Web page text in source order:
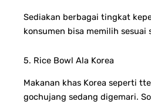
Sediakan berbagai tingkat
konsumen bisa memilih sesuai
5. Rice Bowl Ala Korea
Makanan khas Korea seperti
gochujang sedang digemari.